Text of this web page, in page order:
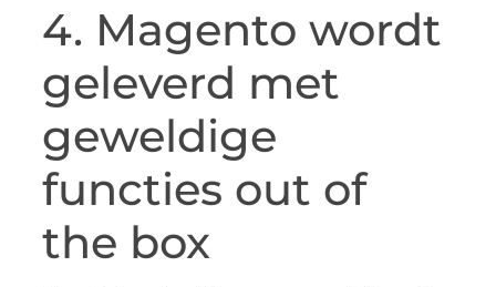
4. Magento wordt
geleverd met
geweldige
functies out of
the box